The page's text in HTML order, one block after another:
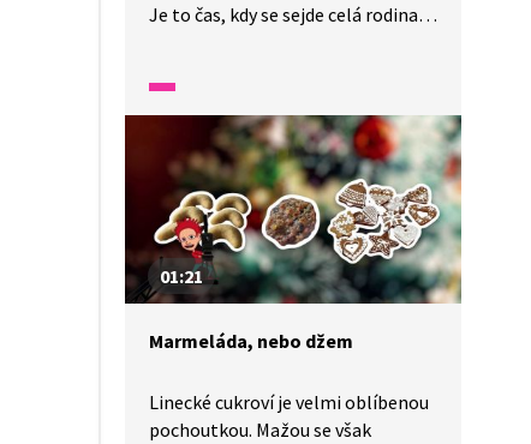
Je to čas, kdy se sejde celá rodina
u štědrovečerní večeře? To nám
dnes poví studentka etikety Beáta
Smutná. Podívejte na video
z Wifiny.
01:21
Marmeláda, nebo džem
Linecké cukroví je velmi oblíbenou
pochoutkou. Mažou se však